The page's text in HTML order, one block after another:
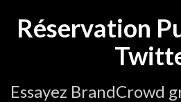
Réservation
Essayez BrandCrowd